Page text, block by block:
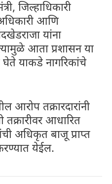
जिल्हाधिकारी
आणि
यांना
आता प्रशासन या
याकडे नागरिकांचे
आरोप तक्रारदारांनी
आधारित
अधिकृत बाजू प्राप्त
येईल.